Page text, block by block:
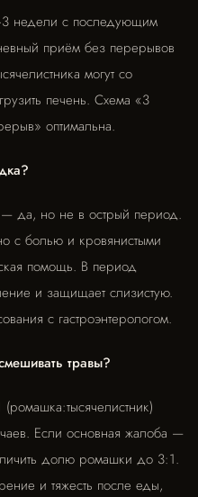
недели с последующим
приём без перерывов
могут со
печень. Схема «3
оптимальна.
— да, но не в острый период.
с болью и кровянистыми
помощь. В период
и защищает слизистую.
с гастроэнтерологом.
травы?
Если основная жалоба —
долю ромашки до 3:1.
и тяжесть после еды,